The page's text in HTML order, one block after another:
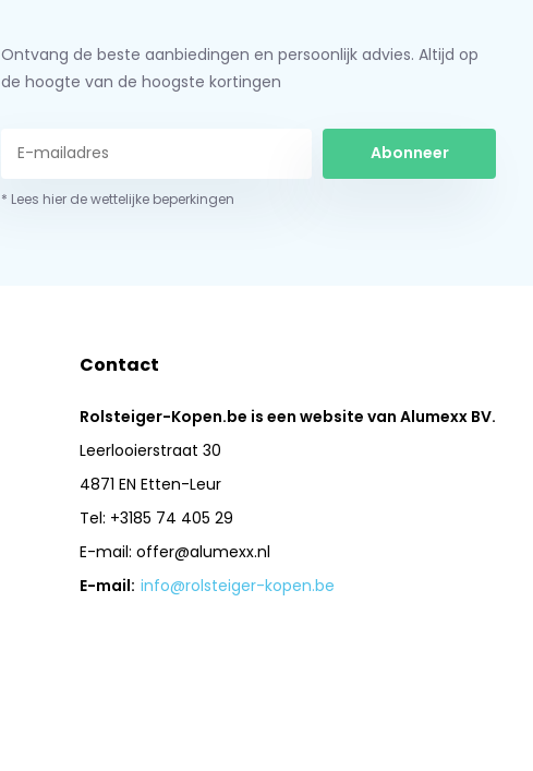
Ontvang de beste aanbiedingen en persoonlijk advies. Altijd op
de hoogte van de hoogste kortingen
Abonneer
* Lees hier de wettelijke beperkingen
Contact
Rolsteiger-Kopen.be is een website van Alumexx BV.
Leerlooierstraat 30
4871 EN Etten-Leur
Tel: +3185 74 405 29
E-mail:offer@alumexx.nl
E-mail: info@rolsteiger-kopen.be